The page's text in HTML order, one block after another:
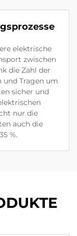
elektrische
zwischen
die Zahl der
und Tragen um
sicher und
nur die
auch die
%.